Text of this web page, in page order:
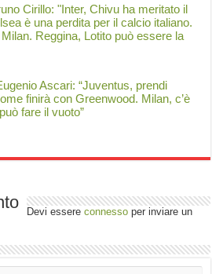
Cirillo: "Inter, Chivu ha meritato il
è una perdita per il calcio italiano.
Reggina, Lotito può essere la
Ascari: “Juventus, prendi
finirà con Greenwood. Milan, c’è
fare il vuoto”
Devi essereconnesso per inviare un